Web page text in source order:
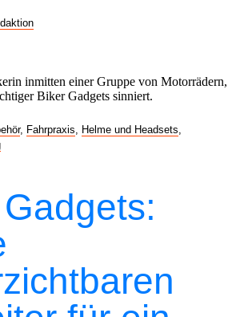
, Fahrpraxis Helme und Headsets